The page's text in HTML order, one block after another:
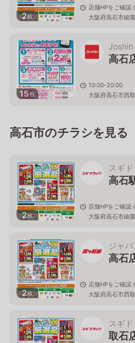
2枚
店舗HPをご確認
大阪府高石市綾
15枚
Joshin
高石
10:00-20:00
大阪府高石市西
高石市のチラシを見る
2枚
スギ
高石
店舗HPをご確認
大阪府高石市綾
2枚
ジャパ
高石
店舗HPをご確認
大阪府高石市西
スギ
取石